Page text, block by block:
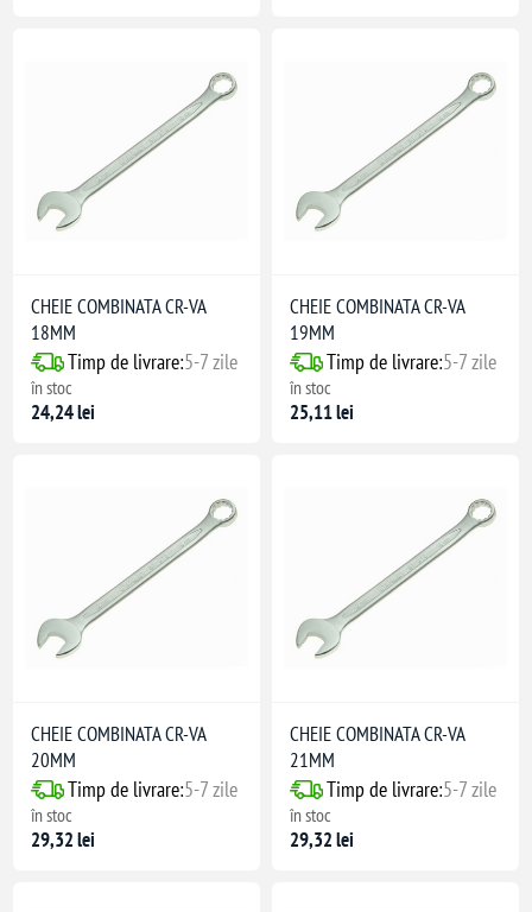
CHEIE COMBINATA CR-VA
18MM
Timp de livrare:5-7 zile
în stoc
24,24 lei
CHEIE COMBINATA CR-VA
19MM
Timp de livrare:5-7 zile
în stoc
25,11 lei
CHEIE COMBINATA CR-VA
20MM
Timp de livrare:5-7 zile
în stoc
29,32 lei
CHEIE COMBINATA CR-VA
21MM
Timp de livrare:5-7 zile
în stoc
29,32 lei